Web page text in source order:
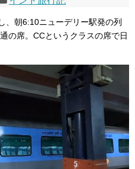
、朝6:10ニューデリー駅発の列
の席。CCというクラスの席で日